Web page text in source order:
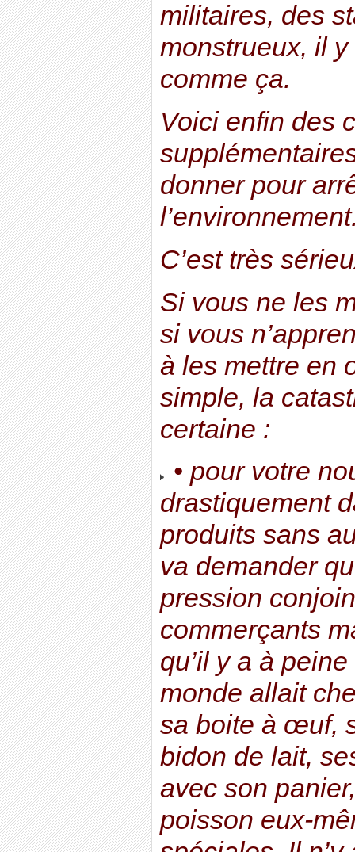
militaires, des
monstrueux, il
comme ça.
Voici enfin des
donner pour
C’est très
Si vous ne les
si vous
à les mettre en
simple, la
certaine :
• pour votre
drastiquement
produits sans
va demander
pression
commerçants
qu’il y a à
monde allait
sa boite à œuf,
bidon de lait,
avec son
poisson eux-